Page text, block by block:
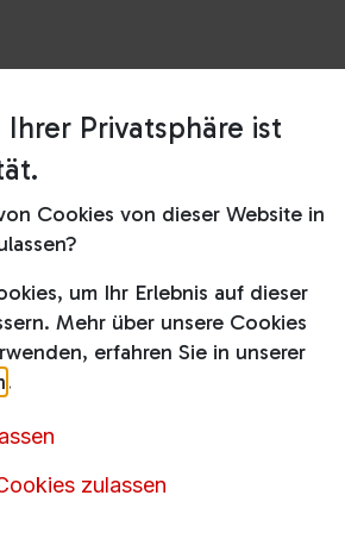
WH Triblade XL
Triblade XL
59,99
Ihrer Privatsphäre ist
Cookies von dieser Website in
um Ihr Erlebnis auf dieser
Mehr über unsere Cookies
erfahren Sie in unserer
.
zulassen